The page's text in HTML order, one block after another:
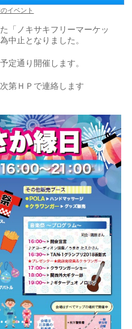
イベント
「ノキサキフリーマーケッ
中止となりました。
定通り開催します。
第ＨＰで連絡します